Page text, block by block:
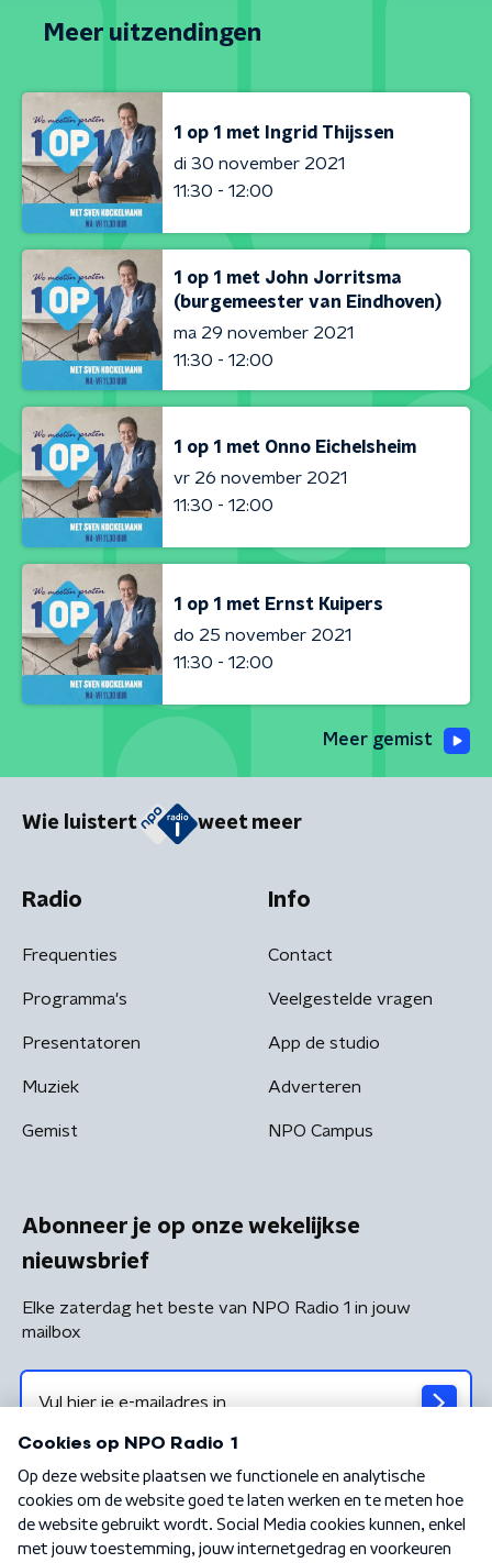
Meer uitzendingen
1 op 1 met Ingrid Thijssen
di 30 november 2021
11:30 - 12:00
1 op 1 met John Jorritsma
(burgemeester van Eindhoven)
ma 29 november 2021
11:30 - 12:00
1 op 1 met Onno Eichelsheim
vr 26 november 2021
11:30 - 12:00
1 op 1 met Ernst Kuipers
do 25 november 2021
11:30 - 12:00
Meer gemist
Wie luistert weet meer
Radio
Frequenties
Programma's
Presentatoren
Muziek
Gemist
Info
Contact
Veelgestelde vragen
App de studio
Adverteren
NPO Campus
Abonneer je op onze wekelijkse
nieuwsbrief
Elke zaterdag het beste van NPO Radio 1 in jouw
mailbox
Algemene voorwaarden